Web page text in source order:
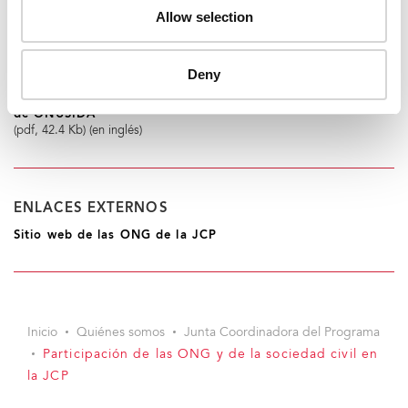
Allow selection
Deny
Resultados de la revisión de la participación de la sociedad
(pdf, 42.5 Kb) (en inglés)
Revisión independiente 2007: La participación de las ONG
y la sociedad civil en la Junta Coordinadora del Programa
de ONUSIDA
(pdf, 42.4 Kb) (en inglés)
ENLACES EXTERNOS
Sitio web de las ONG de la JCP
Inicio Quiénes somos
Junta Coordinadora del Programa
Participación de las ONG y de la sociedad civil en
la JCP